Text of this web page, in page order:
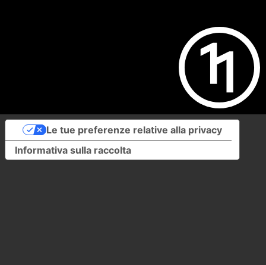
Informativa sulla raccolta
Le tue preferenze relative alla privacy